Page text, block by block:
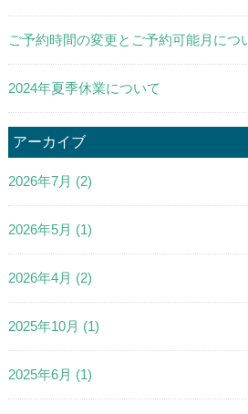
ご予約時間の変更とご予約可能月につ
2024年夏季休業について
アーカイブ
2026年7月 (2)
2026年5月 (1)
2026年4月 (2)
2025年10月 (1)
2025年6月 (1)